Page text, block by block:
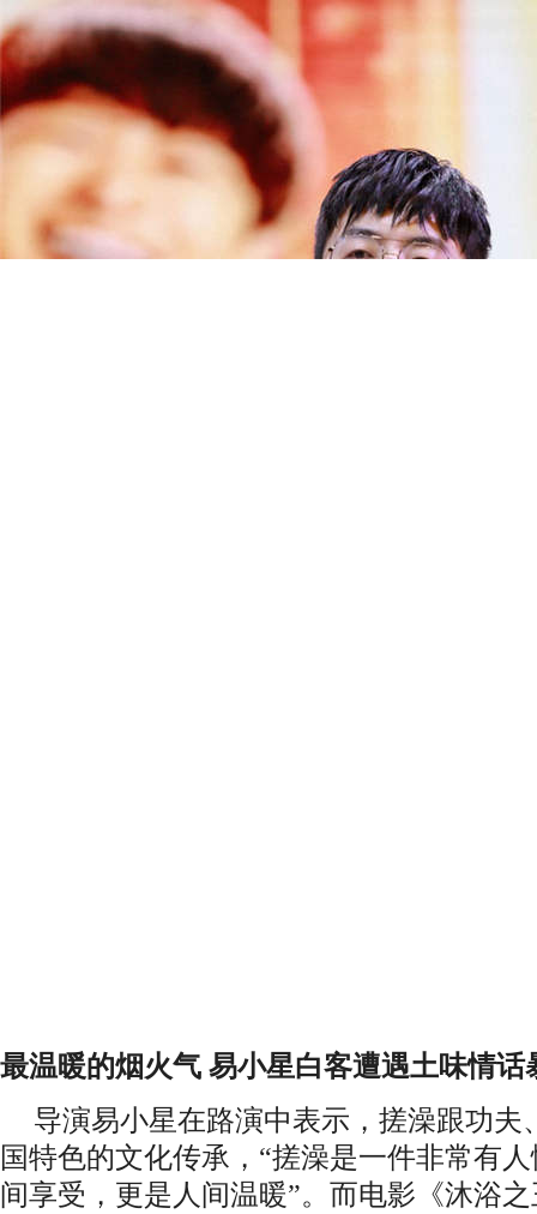
最温暖的烟火气 易小星白客遭遇土味情话
导演易小星在路演中表示，搓澡跟功夫
国特色的文化传承， “搓澡是一件非常有
间享受，更是人间温暖”。而电影《沐浴